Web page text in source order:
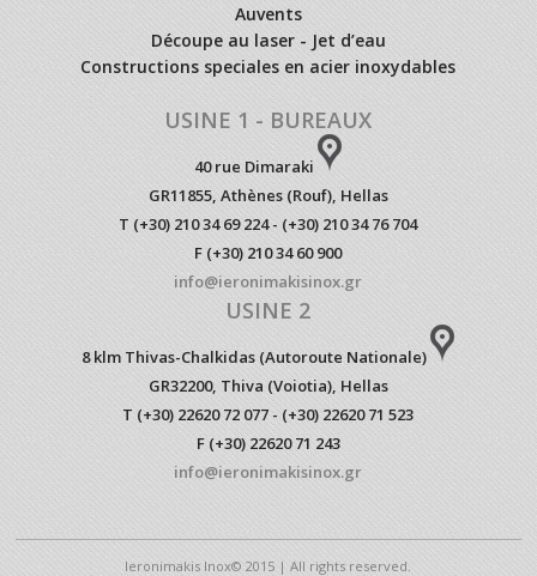
Auvents
Découpe au laser - Jet d’eau
Constructions speciales en acier inoxydables
USINE 1 - BUREAUX
40 rue Dimaraki
GR11855, Athènes (Rouf), Hellas
T (+30) 210 34 69 224 - (+30) 210 34 76 704
F (+30) 210 34 60 900
info@ieronimakisinox.gr
USINE 2
8 klm Thivas-Chalkidas (Autoroute Nationale)
GR32200, Thiva (Voiotia), Hellas
T (+30) 22620 72 077 - (+30) 22620 71 523
F (+30) 22620 71 243
info@ieronimakisinox.gr
Ieronimakis Inox© 2015 | All rights reserved.